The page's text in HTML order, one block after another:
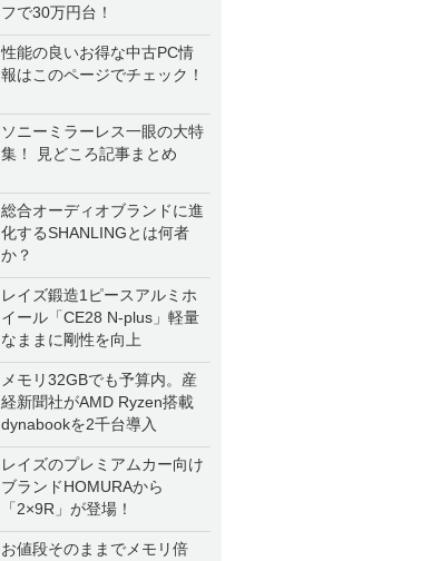
フで30万円台！
性能の良いお得な中古PC情
報はこのページでチェック！
ソニーミラーレス一眼の大特
集！ 見どころ記事まとめ
総合オーディオブランドに進
化するSHANLINGとは何者
か？
レイズ鍛造1ピースアルミホ
イール「CE28 N-plus」軽量
なままに剛性を向上
メモリ32GBでも予算内。産
経新聞社がAMD Ryzen搭載
dynabookを2千台導入
レイズのプレミアムカー向け
ブランドHOMURAから
「2×9R」が登場！
お値段そのままでメモリ倍